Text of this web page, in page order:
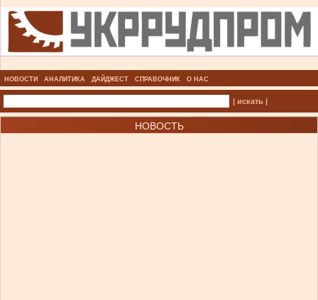
НОВОСТИ АНАЛИТИКА ДАЙДЖЕСТ СПРАВОЧНИК О НАС
| искать |
НОВОСТЬ